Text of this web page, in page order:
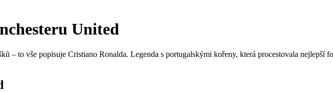
United
– to vše popisuje Cristiano Ronalda. Legenda s portugalskými kořeny, která procestovala nejlepší